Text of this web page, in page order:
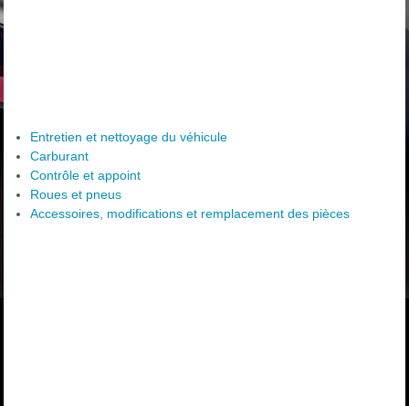
Entretien et nettoyage du véhicule
Carburant
Contrôle et appoint
Roues et pneus
Accessoires, modifications et remplacement des pièces